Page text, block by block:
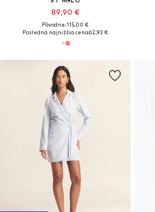
89,90 €
Pôvodne: 115,00 €
Posledná najnižšia cena:62,93 €